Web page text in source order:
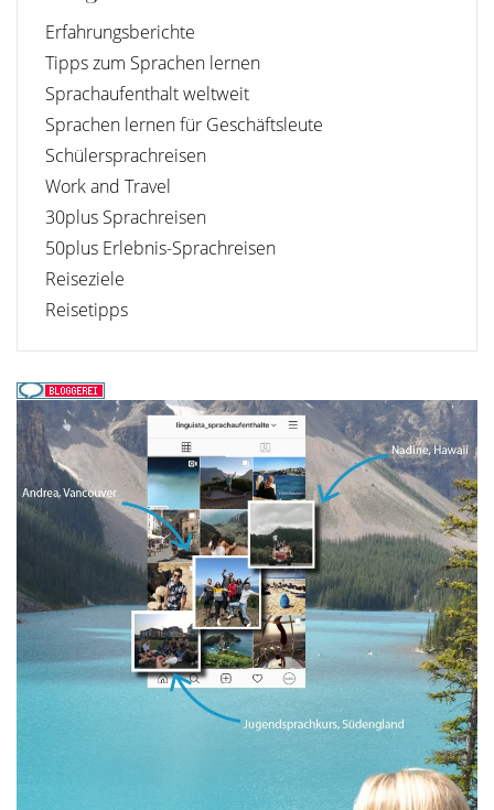
Erfahrungsberichte
Tipps zum Sprachen lernen
Sprachaufenthalt weltweit
Sprachen lernen für Geschäftsleute
Schülersprachreisen
Work and Travel
30plus Sprachreisen
50plus Erlebnis-Sprachreisen
Reiseziele
Reisetipps